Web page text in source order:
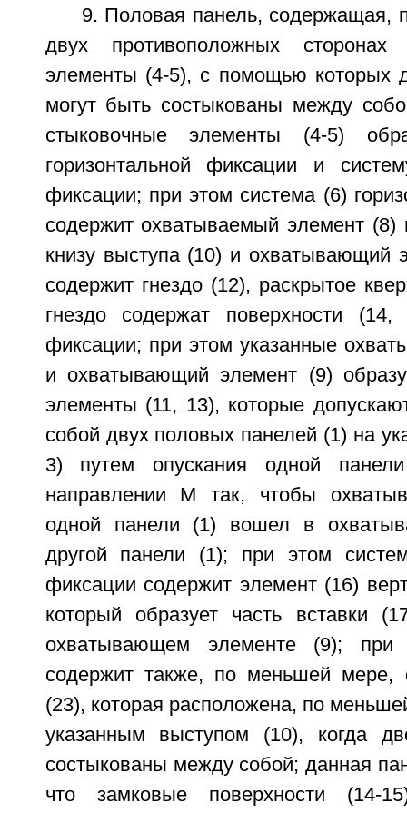
9. Половая панель, содержащая,
двух противоположных
элементы (4-5), с помощью которых
могут быть состыкованы между
стыковочные элементы (4-5)
горизонтальной фиксации и
фиксации; при этом система (6)
содержит охватываемый элемент (8)
книзу выступа (10) и охватывающий
содержит гнездо (12), раскрытое
гнездо содержат поверхности (14,
фиксации; при этом указанные
и охватывающий элемент (9)
элементы (11, 13), которые
собой двух половых панелей (1) на
3) путем опускания одной
направлении М так, чтобы
одной панели (1) вошел в
другой панели (1); при этом
фиксации содержит элемент (16)
который образует часть вставки
охватывающем элементе (9); при
содержит также, по меньшей мере,
(23), которая расположена, по
указанным выступом (10), когда
состыкованы между собой; данная
что замковые поверхности (14-